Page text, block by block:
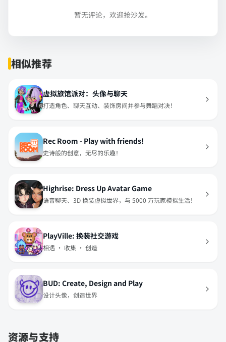
暂无评论，欢迎抢沙发。
相似推荐
虚拟旅馆派对：头像与聊天
打造角色、聊天互动、装饰房间并参与舞蹈对决！
Rec Room - Play with friends!
史诗般的创意，无尽的乐趣！
Highrise: Dress Up Avatar Game
语音聊天、3D 换装虚拟世界，与 5000 万玩家模拟生活！
PlayVille: 换装社交游戏
相遇 · 收集 · 创造
BUD: Create, Design and Play
设计头像，创造世界
资源与支持